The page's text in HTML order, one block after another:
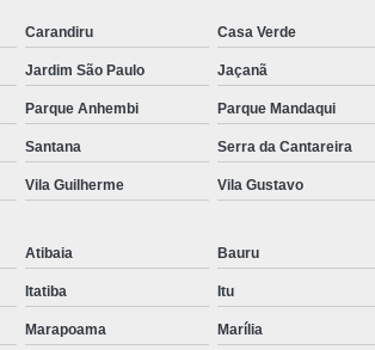
Carandiru Casa Verde
Jardim São Paulo Jaçanã
Parque Anhembi Parque Mandaqui
Santana Serra da Cantareira
Vila Guilherme Vila Gustavo
Atibaia Bauru
Itatiba Itu
Marapoama Marília